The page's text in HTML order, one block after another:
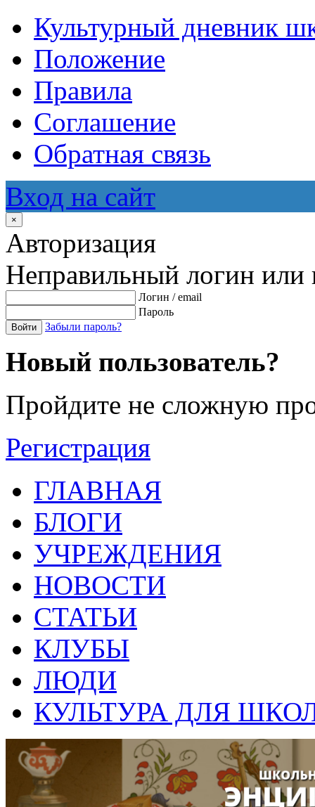
Культурный дневник
Положение
Правила
Соглашение
Обратная связь
Вход на сайт
×
Авторизация
Неправильный логин или
Логин / email
Пароль
Войти Забыли пароль?
Новый пользователь?
Пройдите не сложную
Регистрация
ГЛАВНАЯ
БЛОГИ
УЧРЕЖДЕНИЯ
НОВОСТИ
СТАТЬИ
КЛУБЫ
ЛЮДИ
КУЛЬТУРА ДЛЯ